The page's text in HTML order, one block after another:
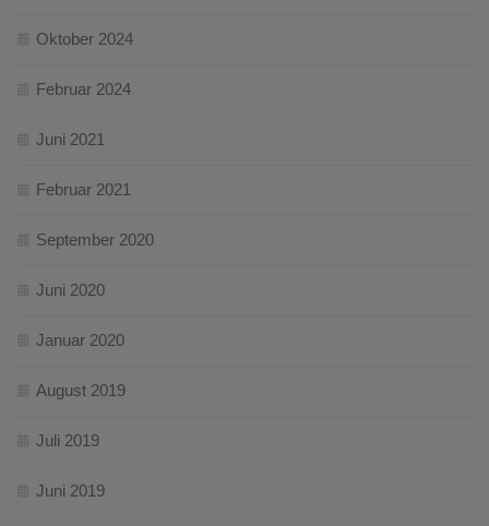
Oktober 2024
Februar 2024
Juni 2021
Februar 2021
September 2020
Juni 2020
Januar 2020
August 2019
Juli 2019
Juni 2019